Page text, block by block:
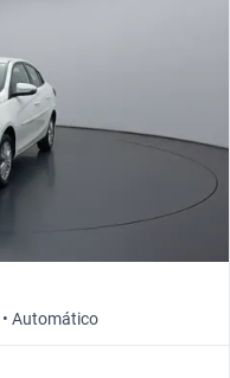
• Automático